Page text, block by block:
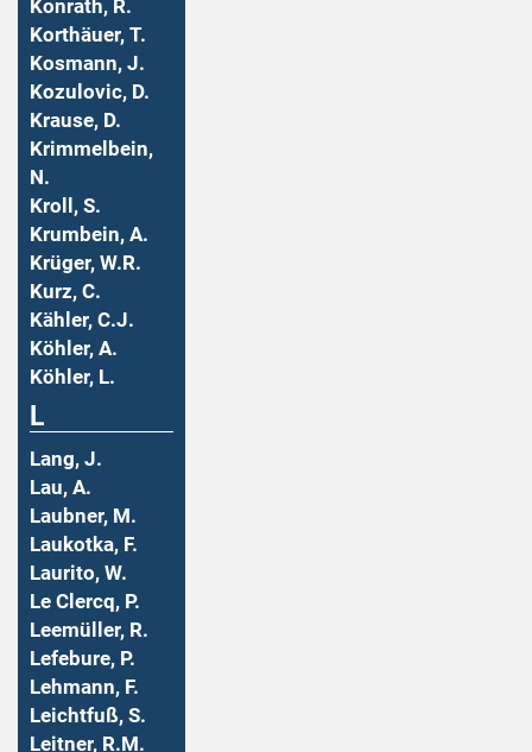
Konrath, R.
Korthäuer, T.
Kosmann, J.
Kozulovic, D.
Krause, D.
Krimmelbein,
N.
Kroll, S.
Krumbein, A.
Krüger, W.R.
Kurz, C.
Kähler, C.J.
Köhler, A.
Köhler, L.
L
Lang, J.
Lau, A.
Laubner, M.
Laukotka, F.
Laurito, W.
Le Clercq, P.
Leemüller, R.
Lefebure, P.
Lehmann, F.
Leichtfuß, S.
Leitner, R.M.